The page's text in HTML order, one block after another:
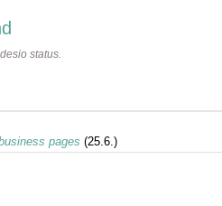
status.
pages (25.6.)